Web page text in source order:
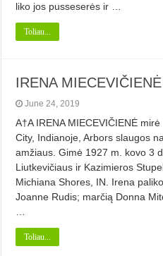
liko jos pusseserės ir …
Toliau...
IRENA MIECEVIČIENĖ
June 24, 2019
A†A IRENA MIECEVIČIENĖ
City, Indianoje, Arbors slaugos
amžiaus. Gimė 1927 m. kovo 3
Liutkevičiaus ir Kazimieros
Michiana Shores, IN. Irena
Joanne Rudis; marčią Donna
Toliau...